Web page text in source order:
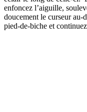
enfoncez l’aiguille,
doucement le curseur au-
pied-de-biche et